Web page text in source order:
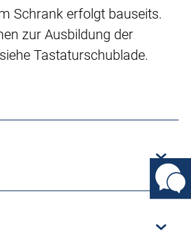
Schrank erfolgt bauseits.
zur Ausbildung der
Tastaturschublade.